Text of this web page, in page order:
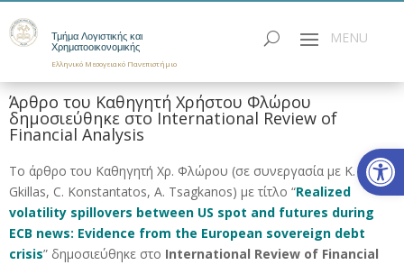
Τμήμα Λογιστικής και
Χρηματοοικονομικής
Ελληνικό Μεσογειακό Πανεπιστήμιο
Άρθρο του Καθηγητή Χρήστου Φλώρου
δημοσιεύθηκε στο International Review of
Financial Analysis
Το άρθρο του Καθηγητή Χρ. Φλώρου (σε συνεργασία με K.
Gkillas, C. Konstantatos, A. Tsagkanos) με τίτλο “Realized
volatility spillovers between US spot and futures during
ECB news: Evidence from the European sovereign debt
crisis” δημοσιεύθηκε στο International Review of Financial